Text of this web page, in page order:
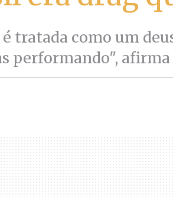
tratada como um
performando",